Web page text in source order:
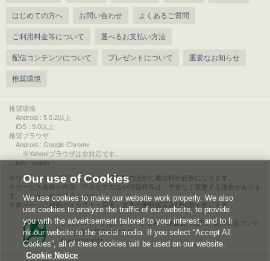
はじめての方へ お問い合わせ よくあるご質問
ご利用料金等について 選べるお支払い方法
配信コンテンツについて プレゼントについて 重要なお知らせ
推奨環境
推奨環境
Android : 5.0.2以上
iOS : 9.0以上
推奨ブラウザ
Android : Google Chrome
※Yahoo!ブラウザは非対応です。
iOS : Safari
サービスをご利用されるには、情報料のほかに通信料が必要になります。
サービス名称や内容、アクセス方法や情報料等は、予告なく変更する場合がありま
す。あらかじめご了承ください。
本ページに掲載のイラスト・写真・文章の無断複写及び転載を禁じます。
このエルマークは、レコード会社・映像製作会社が提供するコンテ
ンツを示す登録商標です。
RIAJ00013011
Our use of Cookies
We use cookies to make our website work properly. We also
use cookies to analyze the traffic of our website, to provide
you with the advertisement tailored to your interest, and to li
nk our website to the social media. If you select “Accept All
Cookies”, all of these cookies will be used on our website.
Cookie Notice